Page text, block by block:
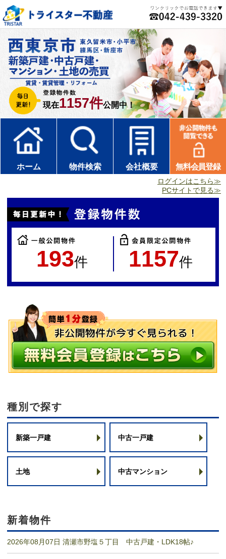
現在1157件公開中！
ホーム 物件検索 会社概要 無料会員登録
ログインはこちら≫
PCサイトで見る≫
193件 1157件
種別で探す
新築一戸建 中古一戸建
土地 中古マンション
新着物件
2026年08月07日 清瀬市野塩５丁目 中古戸建・LDK18帖♪